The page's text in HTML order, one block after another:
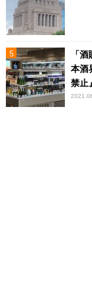
「
本酒
禁止